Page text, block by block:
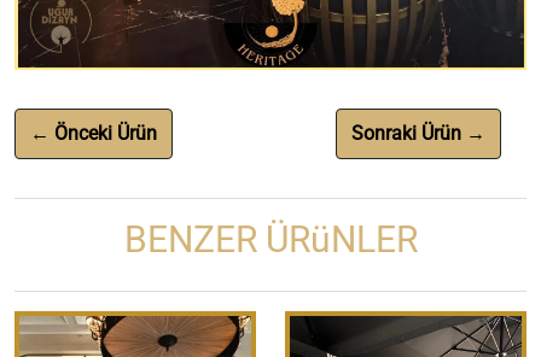
← Önceki Ürün Sonraki Ürün →
BENZER ÜRüNLER